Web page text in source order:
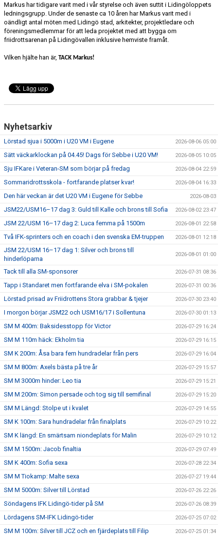
Markus har tidigare varit med i vår styrelse och även suttit i Lidingöloppets
ledningsgrupp. Under de senaste ca 10 åren har Markus varit med i
oändligt antal möten med Lidingö stad, arkitekter, projektledare och
föreningsmedlemmar för att leda projektet med att bygga om
friidrottsarenan på Lidingövallen inklusive hemviste framåt.
Vilken hjälte han är, TACK Markus!
Nyhetsarkiv
Lörstad sjua i 5000m i U20 VM i Eugene 2026-08-06 05:00
Sätt väckarklockan på 04.45! Dags för Sebbe i U20 VM! 2026-08-05 10:05
Sju IFKare i Veteran-SM som börjar på fredag 2026-08-04 22:59
Sommaridrottsskola - fortfarande platser kvar! 2026-08-04 16:33
Den här veckan är det U20 VM i Eugene för Sebbe 2026-08-03
JSM22/USM16–17 dag 3: Guld till Kalle och brons till Sofia 2026-08-02 23:47
JSM 22/USM 16–17 dag 2: Luca femma på 1500m 2026-08-01 22:58
Två IFK-sprinters och en coach i den svenska EM-truppen 2026-08-01 12:18
JSM 22/USM 16–17 dag 1: Silver och brons till
hinderlöparna
2026-08-01 01:00
Tack till alla SM-sponsorer 2026-07-31 08:36
Tapp i Standaret men fortfarande elva i SM-pokalen 2026-07-31 00:36
Lörstad prisad av Friidrottens Stora grabbar & tjejer 2026-07-30 23:40
I morgon börjar JSM22 och USM16/17 i Sollentuna 2026-07-30 01:13
SM M 400m: Baksidesstopp för Victor 2026-07-29 16:24
SM M 110m häck: Ekholm tia 2026-07-29 16:15
SM K 200m: Åsa bara fem hundradelar från pers 2026-07-29 16:04
SM M 800m: Axels bästa på tre år 2026-07-29 15:57
SM M 3000m hinder: Leo tia 2026-07-29 15:21
SM M 200m: Simon persade och tog sig till semifinal 2026-07-29 15:20
SM M Längd: Stolpe ut i kvalet 2026-07-29 14:55
SM K 100m: Sara hundradelar från finalplats 2026-07-29 10:22
SM K längd: En smärtsam niondeplats för Malin 2026-07-29 10:12
SM M 1500m: Jacob finaltia 2026-07-29 07:49
SM K 400m: Sofia sexa 2026-07-28 22:34
SM M Tiokamp: Malte sexa 2026-07-27 19:44
SM M 5000m: Silver till Lörstad 2026-07-26 22:26
Söndagens IFK Lidingö-tider på SM 2026-07-26 08:39
Lördagens SM-IFK Lidingö-tider 2026-07-25 07:02
SM M 100m: Silver till JCZ och en fjärdeplats till Filip 2026-07-25 01:34